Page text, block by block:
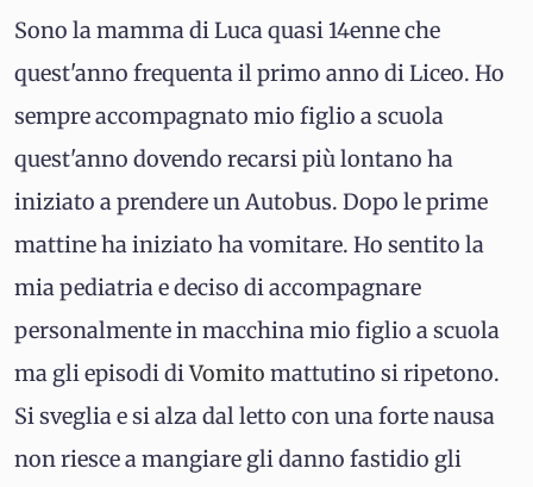
Sono la mamma di Luca quasi 14enne che
quest'anno frequenta il primo anno di Liceo. Ho
sempre accompagnato mio figlio a scuola
quest'anno dovendo recarsi più lontano ha
iniziato a prendere un Autobus. Dopo le prime
mattine ha iniziato ha vomitare. Ho sentito la
mia pediatria e deciso di accompagnare
personalmente in macchina mio figlio a scuola
ma gli episodi diVomito mattutino si ripetono.
Si sveglia e si alza dal letto con una forte nausa
non riesce a mangiare gli danno fastidio gli